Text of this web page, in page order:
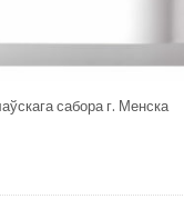
сабора г. Менска